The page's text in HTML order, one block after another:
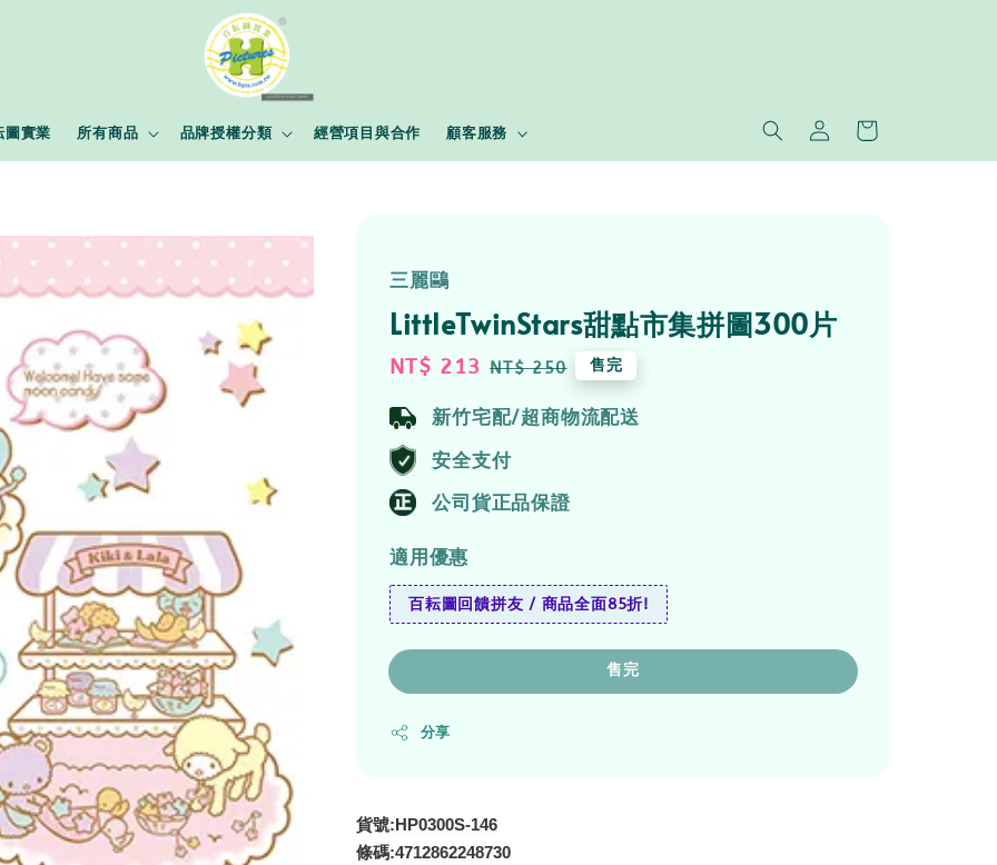
圖實業 所有商品 品牌授權分類 經營項目與合作 顧客服務
三麗鷗
LittleTwinStars甜點市集拼圖300片
Sale
NT$ 213 Regular
NT$ 250 售完
新竹宅配/超商物流配送
安全支付
公司貨正品保證
適用優惠
百耘圖回饋拼友 / 商品全面85折!
售完
分享
貨號:HP0300S-146
條碼:4712862248730